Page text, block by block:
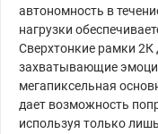
автономность в
нагрузки
Сверхтонкие рамки 2К
захватывающие
мегапиксельная
дает возможность
используя только